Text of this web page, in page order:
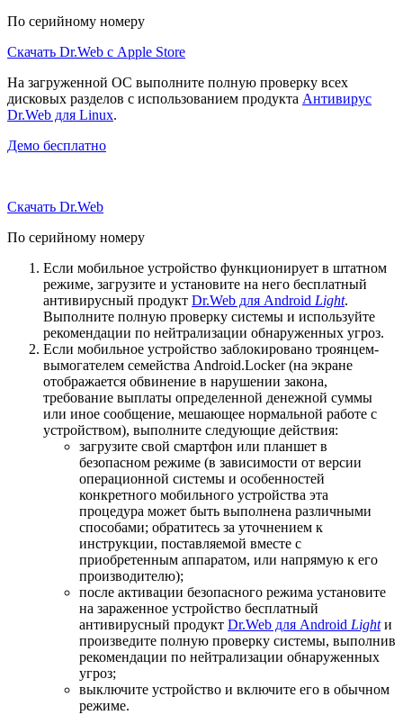
По серийному номеру
Скачать Dr.Web с Apple Store
На загруженной ОС выполните полную проверку всех
дисковых разделов с использованием продукта Антивирус
Dr.Web для Linux.
Демо бесплатно
Скачать Dr.Web
По серийному номеру
Если мобильное устройство функционирует в штатном
режиме, загрузите и установите на него бесплатный
антивирусный продукт Dr.Web для Android Light.
Выполните полную проверку системы и используйте
рекомендации по нейтрализации обнаруженных угроз.
Если мобильное устройство заблокировано троянцем-
вымогателем семейства Android.Locker (на экране
отображается обвинение в нарушении закона,
требование выплаты определенной денежной суммы
или иное сообщение, мешающее нормальной работе с
устройством), выполните следующие действия:
загрузите свой смартфон или планшет в
безопасном режиме (в зависимости от версии
операционной системы и особенностей
конкретного мобильного устройства эта
процедура может быть выполнена различными
способами; обратитесь за уточнением к
инструкции, поставляемой вместе с
приобретенным аппаратом, или напрямую к его
производителю);
после активации безопасного режима установите
на зараженное устройство бесплатный
антивирусный продукт Dr.Web для Android Lightи
произведите полную проверку системы, выполнив
рекомендации по нейтрализации обнаруженных
угроз;
выключите устройство и включите его в обычном
режиме.